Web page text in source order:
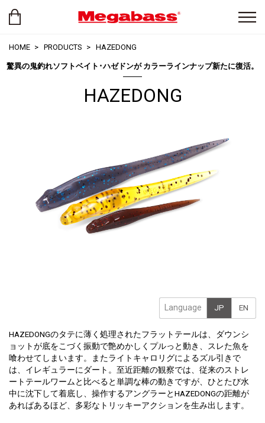
HOME PRODUCTS HAZEDONG
驚異の鬼釣れソフトベイト･ハゼドンが カラーラインナップ新たに復活。
HAZEDONG
Language JP EN
HAZEDONGのタテに薄く処理されたフラットテールは、ダウンシ
ョットが底をこづく振動で艶めかしくプルっと動き、スレた魚を
喰わせてしまいます。またライトキャロリグによるズル引きで
は、イレギュラーにダート。至近距離の観察では、従来のストレ
ートテールワームと比べると単調な棒の動きですが、ひとたび水
中に沈下して着底し、操作するアングラーとHAZEDONGの距離が
あればあるほど、多彩なトリッキーアクションを生み出します。